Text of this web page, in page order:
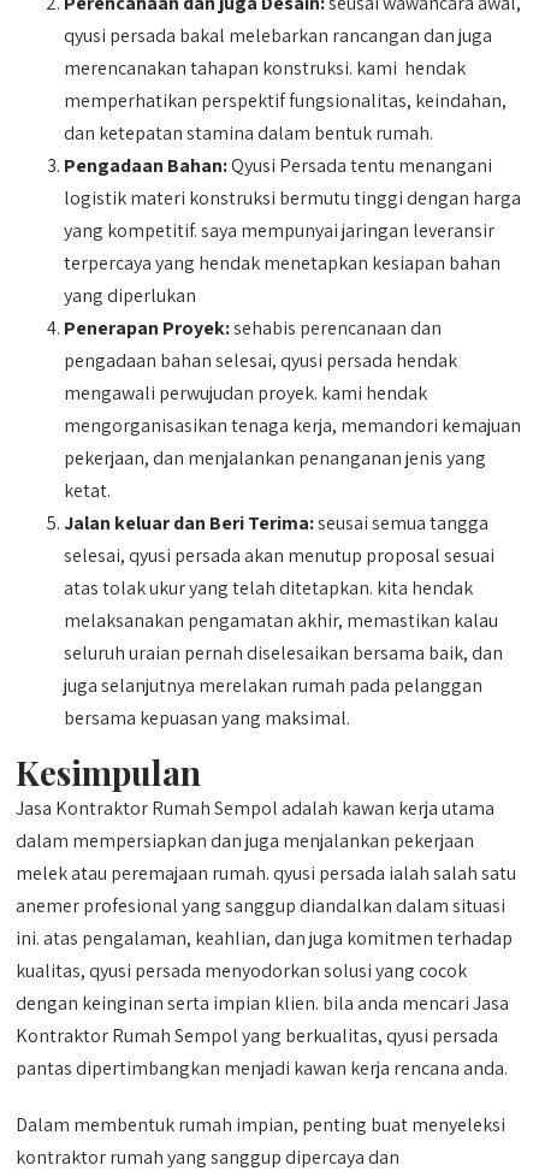
qyusi persada bakal melebarkan rancangan dan juga
merencanakan tahapan konstruksi. kami hendak
memperhatikan perspektif fungsionalitas, keindahan,
dan ketepatan stamina dalam bentuk rumah.
Pengadaan Bahan:Qyusi Persada tentu menangani
logistik materi konstruksi bermutu tinggi dengan harga
yang kompetitif. saya mempunyai jaringan leveransir
terpercaya yang hendak menetapkan kesiapan bahan
yang diperlukan
Penerapan Proyek:sehabis perencanaan dan
pengadaan bahan selesai, qyusi persada hendak
mengawali perwujudan proyek. kami hendak
mengorganisasikan tenaga kerja, memandori kemajuan
pekerjaan, dan menjalankan penanganan jenis yang
ketat.
Jalan keluar dan Beri Terima:seusai semua tangga
selesai, qyusi persada akan menutup proposal sesuai
atas tolak ukur yang telah ditetapkan. kita hendak
melaksanakan pengamatan akhir, memastikan kalau
seluruh uraian pernah diselesaikan bersama baik, dan
juga selanjutnya merelakan rumah pada pelanggan
bersama kepuasan yang maksimal.
Kesimpulan
Jasa Kontraktor Rumah Sempol adalah kawan kerja utama
dalam mempersiapkan dan juga menjalankan pekerjaan
melek atau peremajaan rumah. qyusi persada ialah salah satu
anemer profesional yang sanggup diandalkan dalam situasi
ini. atas pengalaman, keahlian, dan juga komitmen terhadap
kualitas, qyusi persada menyodorkan solusi yang cocok
dengan keinginan serta impian klien. bila anda mencari Jasa
Kontraktor Rumah Sempol yang berkualitas, qyusi persada
pantas dipertimbangkan menjadi kawan kerja rencana anda.
Dalam membentuk rumah impian, penting buat menyeleksi
kontraktor rumah yang sanggup dipercaya dan